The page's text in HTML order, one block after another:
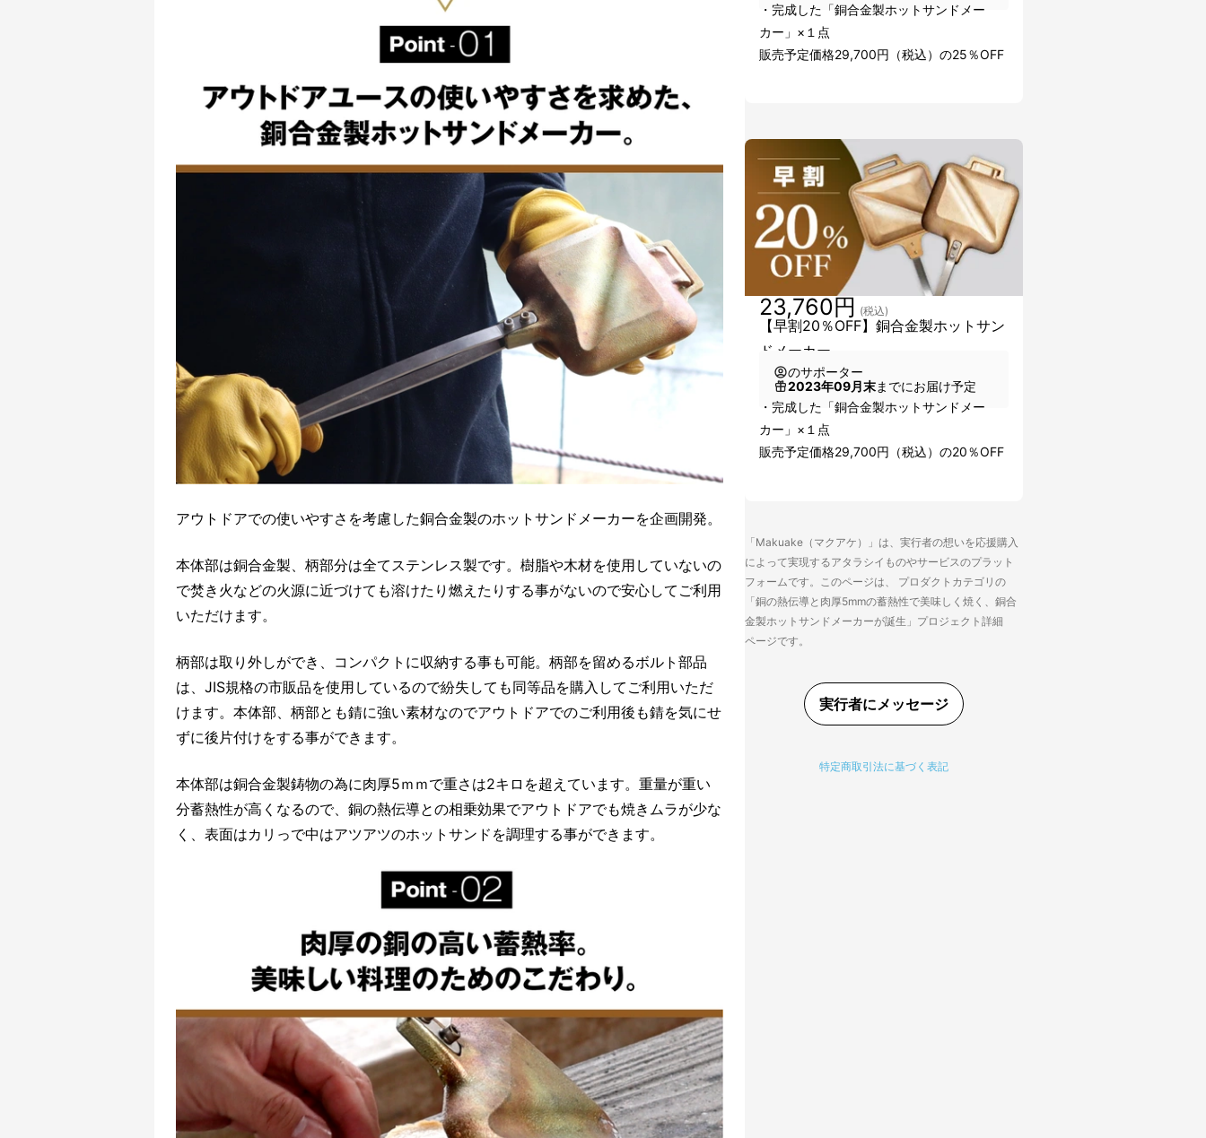
アウトドアでの使いやすさを考慮した銅合金製のホットサンドメーカーを企画開発。
本体部は銅合金製、柄部分は全てステンレス製です。樹脂や木材を使用していないの
で焚き火などの火源に近づけても溶けたり燃えたりする事がないので安心してご利用
いただけます。
柄部は取り外しができ、コンパクトに収納する事も可能。柄部を留めるボルト部品
は、JIS規格の市販品を使用しているので紛失しても同等品を購入してご利用いただ
けます。本体部、柄部とも錆に強い素材なのでアウトドアでのご利用後も錆を気にせ
ずに後片付けをする事ができます。
本体部は銅合金製鋳物の為に肉厚5ｍｍで重さは2キロを超えています。重量が重い
分蓄熱性が高くなるので、銅の熱伝導との相乗効果でアウトドアでも焼きムラが少な
く、表面はカリっで中はアツアツのホットサンドを調理する事ができます。
・完成した「銅合金製ホットサンドメー
カー」×１点
販売予定価格29,700円（税込）の25％OFF
【早割20％OFF】銅合金製ホットサン
ドメーカー
23,760円 (税込)
のサポーター
2023年09月末までにお届け予定
・完成した「銅合金製ホットサンドメー
カー」×１点
販売予定価格29,700円（税込）の20％OFF
「Makuake（マクアケ）」は、実行者の想いを応援購入
によって実現するアタラシイものやサービスのプラット
フォームです。このページは、 プロダクトカテゴリの
「銅の熱伝導と肉厚5mmの蓄熱性で美味しく焼く、銅合
金製ホットサンドメーカーが誕生」プロジェクト詳細
ページです。
実行者にメッセージ
特定商取引法に基づく表記